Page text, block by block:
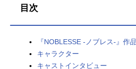
男性声優/女性声優一覧
FOLLOW US
目次
『NOBLESSE -ノブレス-』作
キャラクター
キャストインタビュー